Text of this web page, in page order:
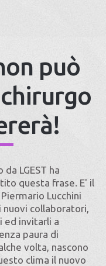
può
LGEST ha
questa frase. E' il
Lucchini
collaboratori,
ed invitarli a
paura di
volta, nascono
clima il nuovo